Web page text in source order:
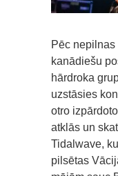
Pēc
kanādiešu
hārdroka
uzstāsies
otro
atklās un
Tidalwave,
pilsētas